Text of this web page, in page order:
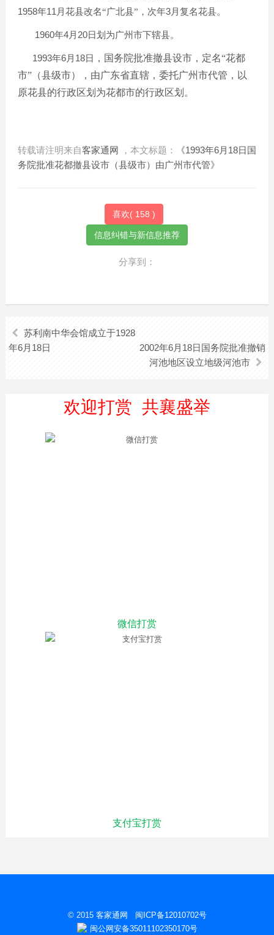
1958年11 月花县改名“广北县”，次年3月复名花县。
1960年4月20日划为广州市下辖县。
1993年6月18日 ，国务院批准撤县设市，定名“花都
市”（县级市），由广东省直辖，委托广州市代管，以
原花县的行政区划为花都市的行政区划。
转载请注明来自客家通网 ，本文标题：
《1993年6月18日国
务院批准花都撤县设市（县级市）由广州市代管》
喜欢( 158 )
分享到：
苏利南中华会馆成立于1928
年6月18日
2002年6月18日国务院批准撤销
河池地区设立地级河池市
欢迎打赏 共襄盛举
微信打赏
支付宝打赏
© 2015 客家通网
闽ICP备12010702号
闽公网安备35011102350170号